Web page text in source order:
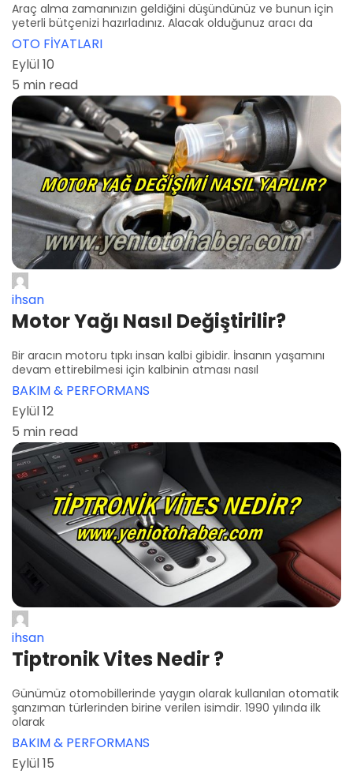
Araç alma zamanınızın geldiğini düşündünüz ve bunun için
yeterli bütçenizi hazırladınız. Alacak olduğunuz aracı da
OTO FİYATLARI
Eylül 10
5 min read
ihsan
Motor Yağı Nasıl Değiştirilir?
Bir aracın motoru tıpkı insan kalbi gibidir. İnsanın yaşamını
devam ettirebilmesi için kalbinin atması nasıl
BAKIM & PERFORMANS
Eylül 12
5 min read
ihsan
Tiptronik Vites Nedir ?
Günümüz otomobillerinde yaygın olarak kullanılan otomatik
şanzıman türlerinden birine verilen isimdir. 1990 yılında ilk
olarak
BAKIM & PERFORMANS
Eylül 15